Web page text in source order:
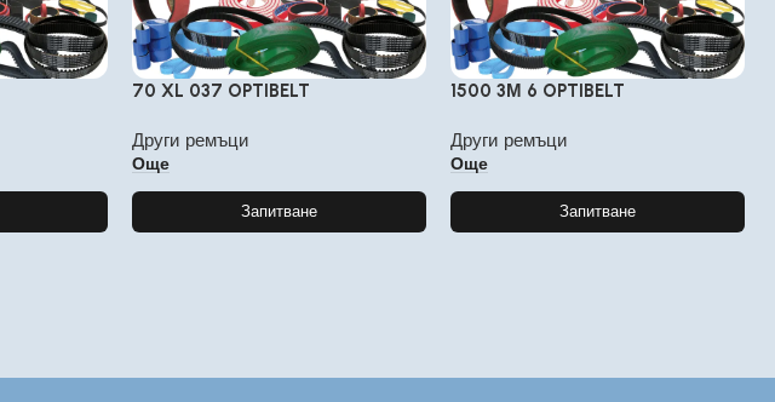
70 XL 037 OPTIBELT
Други ремъци
Още
Запитване
1500 3М 6 OPTIBELT
Други ремъци
Още
Запитване